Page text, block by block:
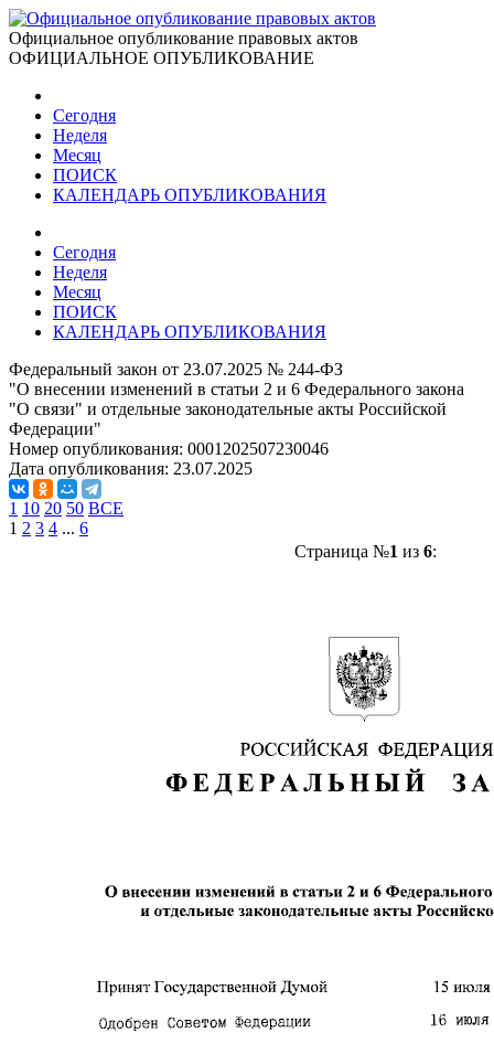
Официальное опубликование правовых актов
ОФИЦИАЛЬНОЕ ОПУБЛИКОВАНИЕ
Сегодня
Неделя
Месяц
ПОИСК
КАЛЕНДАРЬ ОПУБЛИКОВАНИЯ
Сегодня
Неделя
Месяц
ПОИСК
КАЛЕНДАРЬ ОПУБЛИКОВАНИЯ
Федеральный закон от 23.07.2025 № 244-ФЗ
"О внесении изменений в статьи 2 и 6 Федерального закона
"О связи" и отдельные законодательные акты Российской
Федерации"
Номер опубликования: 0001202507230046
Дата опубликования: 23.07.2025
1 10 20 50 ВСЕ
1 2 3 4 ... 6
Страница №1 из 6: